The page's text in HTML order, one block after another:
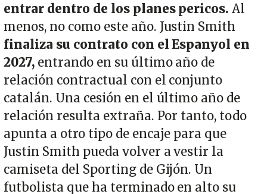
entrar dentro de los planes pericos.Al
menos, no como este año. Justin Smith
finaliza su contrato con el Espanyol en
2027,entrando en su último año de
relación contractual con el conjunto
catalán. Una cesión en el último año de
relación resulta extraña. Por tanto, todo
apunta a otro tipo de encaje para que
Justin Smith pueda volver a vestir la
camiseta del Sporting de Gijón. Un
futbolista que ha terminado en alto su